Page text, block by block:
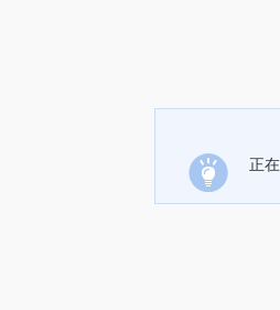
正